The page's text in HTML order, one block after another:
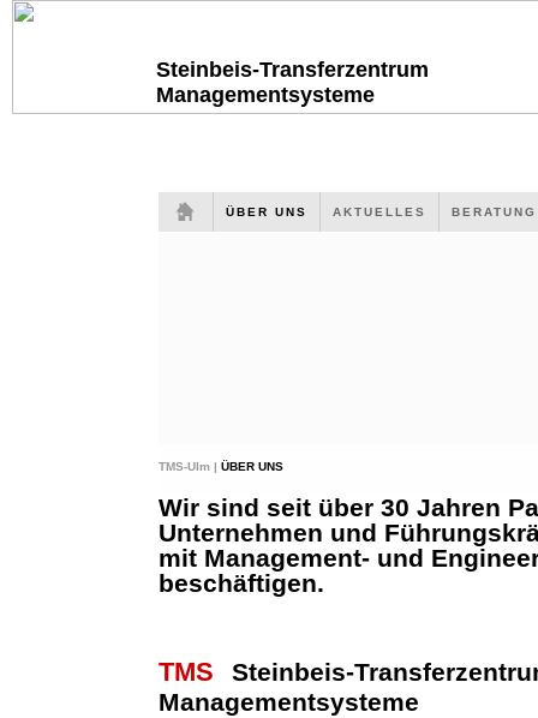
Steinbeis-Transferzentrum
Managementsysteme
ÜBER UNS AKTUELLES
TMS-Ulm | ÜBER UNS
Wir sind seit über 30 Jahren
Unternehmen und
mit Management- und
beschäftigen.
TMS
Steinbeis-
Managementsysteme